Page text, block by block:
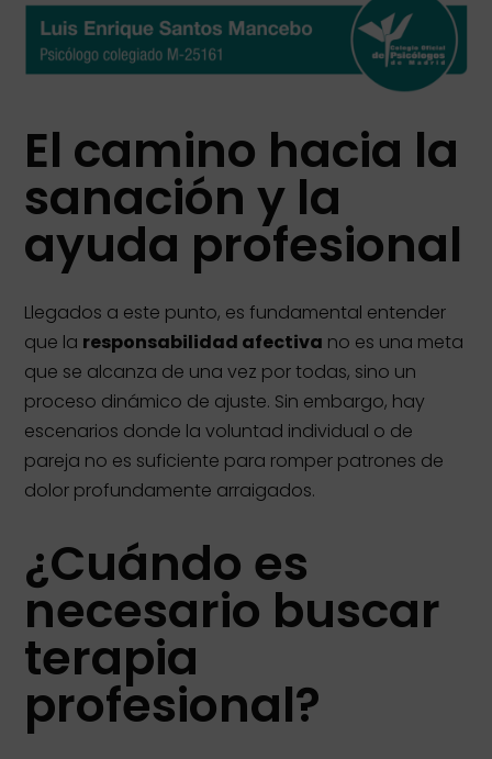
El camino hacia la
sanación y la
ayuda profesional
Llegados a este punto, es fundamental entender
que la responsabilidad afectiva no es una meta
que se alcanza de una vez por todas, sino un
proceso dinámico de ajuste. Sin embargo, hay
escenarios donde la voluntad individual o de
pareja no es suficiente para romper patrones de
dolor profundamente arraigados.
¿Cuándo es
necesario buscar
terapia
profesional?